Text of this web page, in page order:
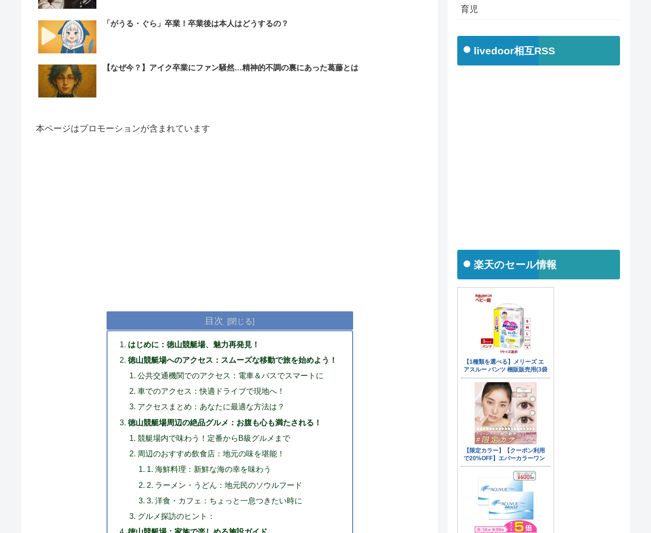
「がうる・ぐら」卒業！卒業後は本人はどうするの？
【なぜ今？】アイク卒業にファン騒然…精神的不調の裏にあった葛藤とは
本ページはプロモーションが含まれています
目次
はじめに：徳山競艇場、魅力再発見！
徳山競艇場へのアクセス：スムーズな移動で旅を始めよう！
公共交通機関でのアクセス：電車＆バスでスマートに
車でのアクセス：快適ドライブで現地へ！
アクセスまとめ：あなたに最適な方法は？
徳山競艇場周辺の絶品グルメ：お腹も心も満たされる！
競艇場内で味わう！定番からB級グルメまで
周辺のおすすめ飲食店：地元の味を堪能！
1. 海鮮料理：新鮮な海の幸を味わう
2. ラーメン・うどん：地元民のソウルフード
3. 洋食・カフェ：ちょっと一息つきたい時に
グルメ探訪のヒント：
育児
livedoor相互RSS
楽天のセール情報